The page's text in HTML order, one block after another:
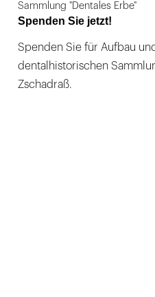
Sammlung "Dentales Erbe"
Spenden Sie jetzt!
Spenden Sie für Aufbau
dentalhistorischen
Zschadraß.